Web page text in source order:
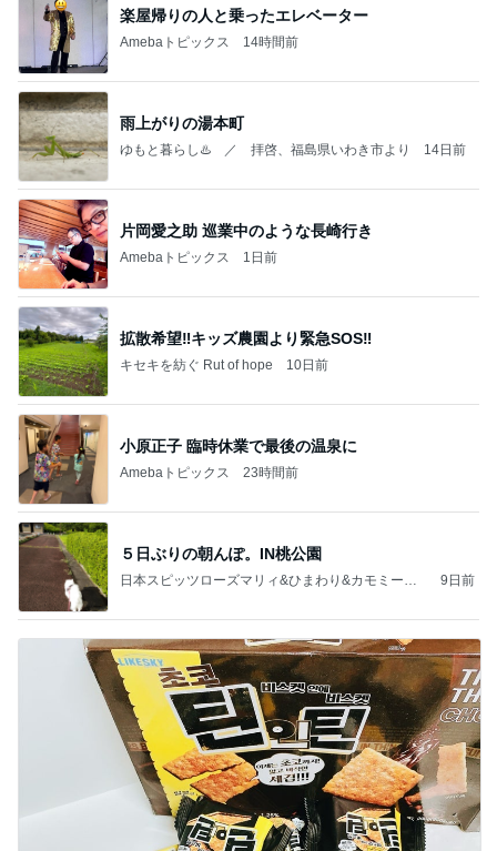
楽屋帰りの人と乗ったエレベーター
Amebaトピックス 14時間前
雨上がりの湯本町
ゆもと暮らし♨️ ／ 拝啓、福島県いわき市より 14日前
片岡愛之助 巡業中のような長崎行き
Amebaトピックス 1日前
拡散希望‼️キッズ農園より緊急SOS‼️
キセキを紡ぐ Rut of hope 10日前
小原正子 臨時休業で最後の温泉に
Amebaトピックス 23時間前
５日ぶりの朝んぽ。IN桃公園
日本スピッツローズマリィ&ひまわり&カモミール&
9日前